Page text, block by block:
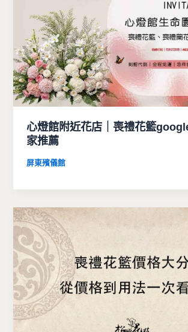
心燈館附近花店｜喪禮花籃
家推薦
屏東殯儀館